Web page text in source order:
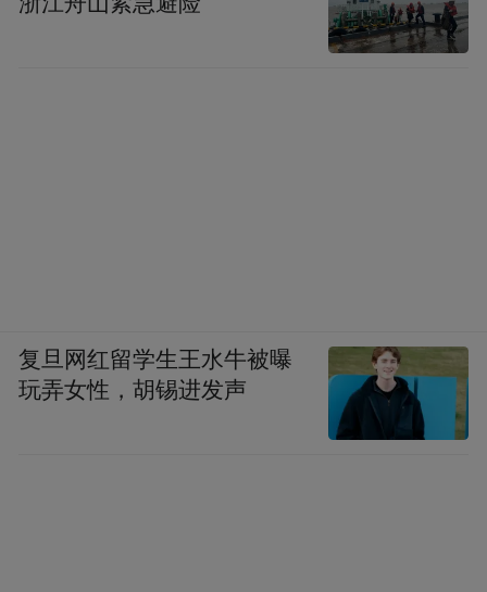
复旦网红留学生王水牛被曝
玩弄女性，胡锡进发声